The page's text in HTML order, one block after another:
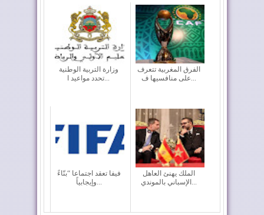
وزارة التربية الوطنية
تحدد مواعيد ا...
الفرق المغربية تتعرف
على منافسيها ف...
فيفا تعقد اجتماعا “بنّاءً
وإيجابياً...
الملك يهنئ العاهل
الإسباني بالموندي...